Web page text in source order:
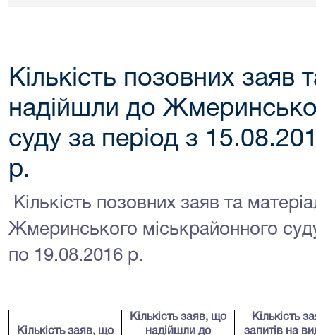
Кількість позовних заяв
надійшли до
суду за період з
р.
Кількість позовних заяв та
Жмеринського міськрайонного
по 19.08.2016 р.
Кількість заяв, що
Кількість заяв, що
надійшли до
Кількість
запитів на